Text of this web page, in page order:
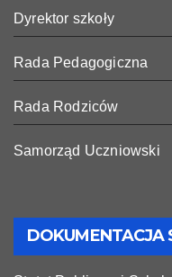
Dyrektor szkoły
Rada Pedagogiczna
Rada Rodziców
Samorząd Uczniowski
DOKUMENTACJA